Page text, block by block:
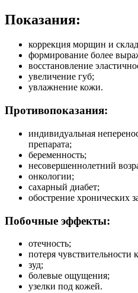
Показания:
коррекция морщин и
формирование более
восстановление
увеличение губ;
увлажнение кожи.
Противопоказания:
индивидуальная
препарата;
беременность;
несовершеннолетний
онкологии;
сахарный диабет;
обострение хронических
Побочные эффекты:
отечность;
потеря чувствительности
зуд;
болевые ощущения;
узелки под кожей.